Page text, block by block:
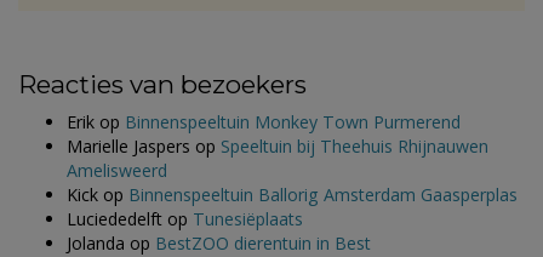
Reacties van bezoekers
Erik op Binnenspeeltuin Monkey Town Purmerend
Marielle Jaspers op Speeltuin bij Theehuis Rhijnauwen
Amelisweerd
Kick op Binnenspeeltuin Ballorig Amsterdam Gaasperplas
Luciededelft op Tunesiëplaats
Jolanda op BestZOO dierentuin in Best